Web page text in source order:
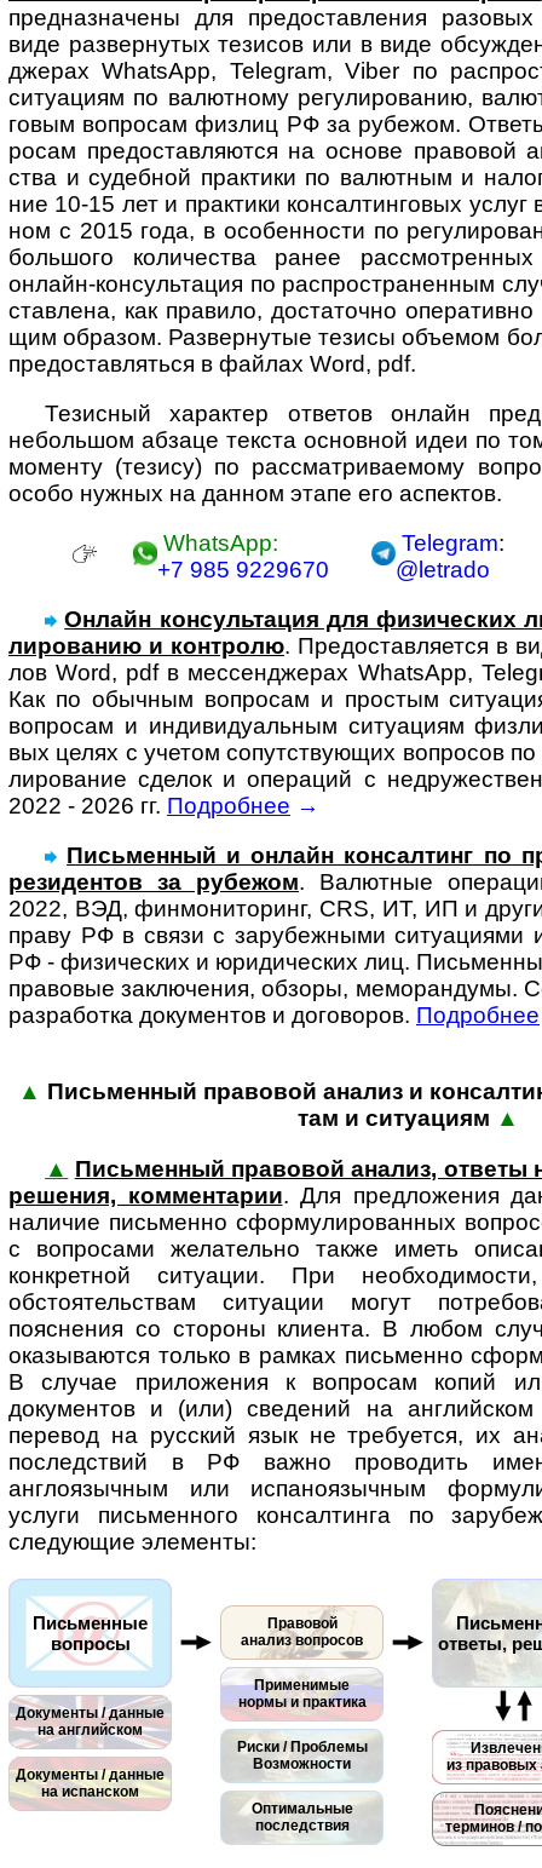
пред­наз­начены для предо­став­ления
виде развер­нутых тезисов или в виде
джерах WhatsApp, Telegram, Viber по
ситу­ациям по валют­ному регули­рованию,
говым воп­ро­сам физ­лиц РФ за рубе­жом.
росам предо­став­ляются на основе право­вой
ства и судеб­ной прак­тики по валют­ным и
ние 10-15 лет и прак­тики консал­тинговых
ном с 2015 года, в особен­ности по
боль­шого коли­чества ранее
онлайн-­консуль­тация по распро­стра­ненным
став­лена, как пра­вило, доста­точно
щим образом. Развер­нутые тезисы объ­е­мом
предо­став­ляться в файлах Word, pdf.
Тезисный характер ответов онлайн
неболь­шом абзаце текста основ­ной идеи по
моме­нту (тезису) по рас­смат­ри­ва­е­мому
особо нуж­ных на дан­ном этапе его аспектов.
WhatsApp:
+7 985 9229670
Telegram:
@letrado
Онлайн консультация для физи­чес­ких
ли­ро­ва­нию и конт­ролю. Предо­став­ля­ется в
лов Word, pdf в мес­сенд­же­рах Whats­App,
Как по обыч­ным воп­ро­сам и про­с­тым
воп­ро­сам и инди­ви­ду­аль­ным ситу­а­циям
вых целях с уче­том сопут­ст­ву­ю­щих воп­ро­сов
ли­ро­ва­ние сде­лок и опе­ра­ций с
2022 - 2026 гг. Подробнее →
Письменный и онлайн консал­тинг по
ре­зи­ден­тов за ру­бе­жом. Ва­лют­ные
2022, ВЭД, фин­мо­ни­то­ринг, CRS, ИТ, ИП и
праву РФ в связи с за­ру­беж­ны­ми ситу­ациями
РФ - физи­чес­ких и юри­ди­чес­ких лиц.
право­вые заклю­чения, обзоры, ме­мо­ран­ду­мы.
разра­ботка доку­ментов и до­го­во­ров. Подробнее
▲ Письменный правовой анализ и
там и ситу­а­циям ▲
▲ Письменный правовой анализ, ответы
решения, комментарии. Для пред­ло­же­ния
наличие письменно сформулированных
с вопросами желательно также иметь
конкретной ситуации. При
обстоятельствам ситуации могут
пояснения со стороны клиента. В любом
оказываются только в рамках письменно
В случае приложения к вопросам копий
документов и (или) сведений на
перевод на русский язык не требуется, их
последствий в РФ важно проводить
англоязычным или испаноязычным
услуги письменного консалтинга по
следующие элементы:
Письменные
вопросы
Документы / данные
на английском
Документы / данные
на испанском
Правовой
анализ вопросов
Применимые
нормы и практика
Риски / Проблемы
Возможности
Оптимальные
последствия
ответы,
из правовых
терминов /